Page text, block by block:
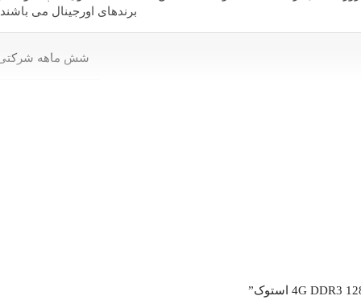
برندهای اورجینال می
شش ماهه